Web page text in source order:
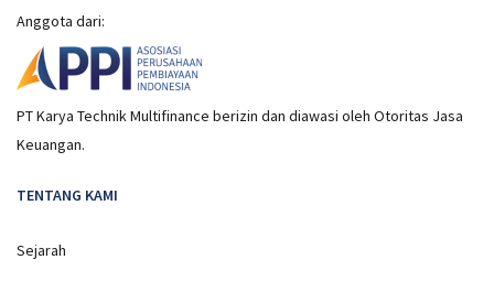
Anggota dari:
PT Karya Technik Multifinance berizin dan diawasi oleh Otoritas Jasa
Keuangan.
TENTANG KAMI
Sejarah